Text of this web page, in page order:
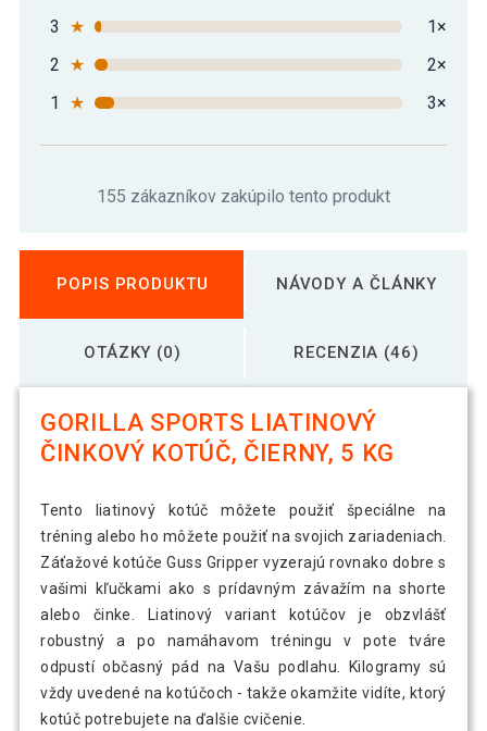
3
★
1×
2 ★
2×
1
★ 3×
155 zákazníkov zakúpilo tento produkt
POPIS PRODUKTU NÁVODY A ČLÁNKY
OTÁZKY (0) RECENZIA (46)
GORILLA SPORTS LIATINOVÝ
ČINKOVÝ KOTÚČ, ČIERNY, 5 KG
Tento liatinový kotúč môžete použiť špeciálne na
tréning alebo ho môžete použiť na svojich zariadeniach.
Záťažové kotúče Guss Gripper vyzerajú rovnako dobre s
vašimi kľučkami ako s prídavným závažím na shorte
alebo činke. Liatinový variant kotúčov je obzvlášť
robustný a po namáhavom tréningu v pote tváre
odpustí občasný pád na Vašu podlahu. Kilogramy sú
vždy uvedené na kotúčoch - takže okamžite vidíte, ktorý
kotúč potrebujete na ďalšie cvičenie.